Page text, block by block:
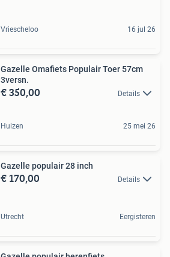
Vriescheloo 16 jul 26
Gazelle Omafiets Populair Toer 57cm
3versn.
€ 350,00 Details
Huizen 25 mei 26
Gazelle populair 28 inch
€ 170,00 Details
Utrecht Eergisteren